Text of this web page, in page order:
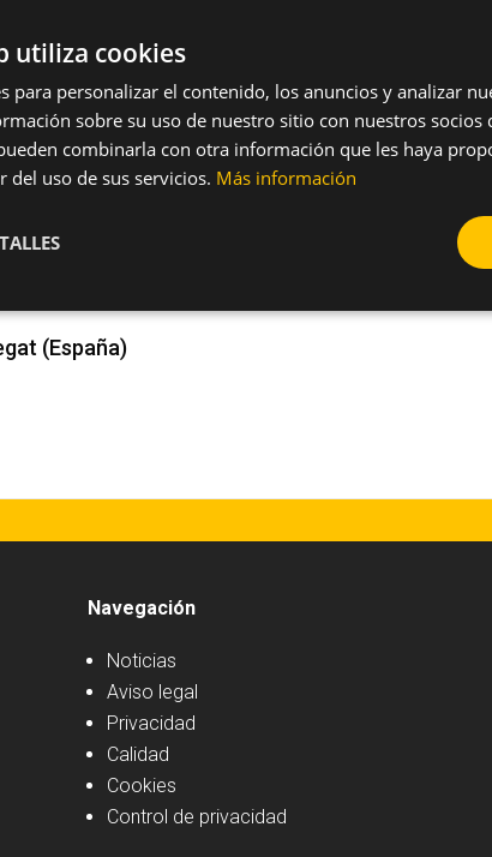
Eulalia
(España)
Navegación
Noticias
Aviso legal
Privacidad
Calidad
Cookies
Control de privacidad
utiliza cookies
para personalizar el contenido, los anuncios y analizar
sobre su uso de nuestro sitio con nuestros socios
combinarla con otra información que les haya
del uso de sus servicios. Más información